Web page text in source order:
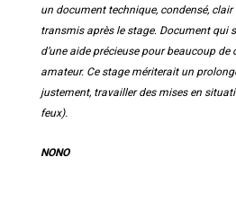
un document technique, condensé, clair
transmis après le stage. Document qui
d’une aide précieuse pour beaucoup
amateur. Ce stage mériterait un
justement, travailler des mises en
feux).
NONO